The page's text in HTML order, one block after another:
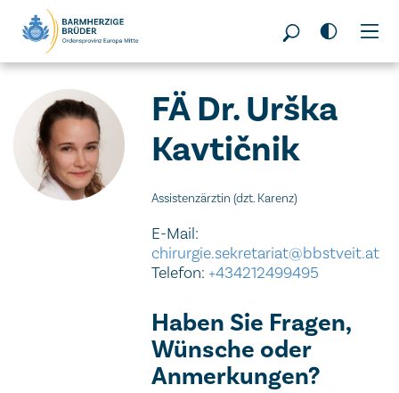
FÄ Dr. Urška
Kavtičnik
Assistenzärztin (dzt. Karenz)
E-Mail:
chirurgie.sekretariat@bbstveit.at
Telefon:+434212499495
Haben Sie Fragen,
Wünsche oder
Anmerkungen?